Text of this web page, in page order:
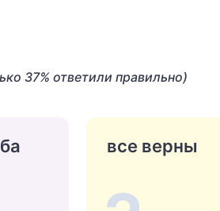
37% ответили правильно)
все верны